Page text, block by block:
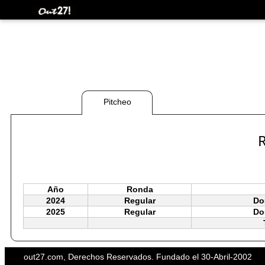
Pitcheo
Año Ronda
2024
Regular
2025
Regular
out27.com, Derechos Reservados. Fundado el 30-Abril-2002